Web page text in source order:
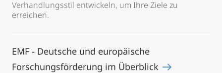
Verhandlungsstil entwickeln, um Ihre Ziele zu
erreichen.
EMF - Deutsche und europäische
Forschungsförderung im Überblick